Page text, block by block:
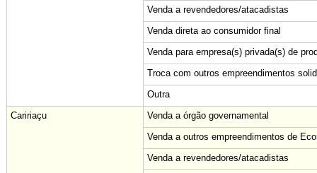
Venda a revendedores/atacadistas
Venda direta ao consumidor final
Venda para empresa(s) privada(s) de
Troca com outros empreendimentos
Outra
Caririaçu
Venda a órgão governamental
Venda a outros empreendimentos de
Venda a revendedores/atacadistas